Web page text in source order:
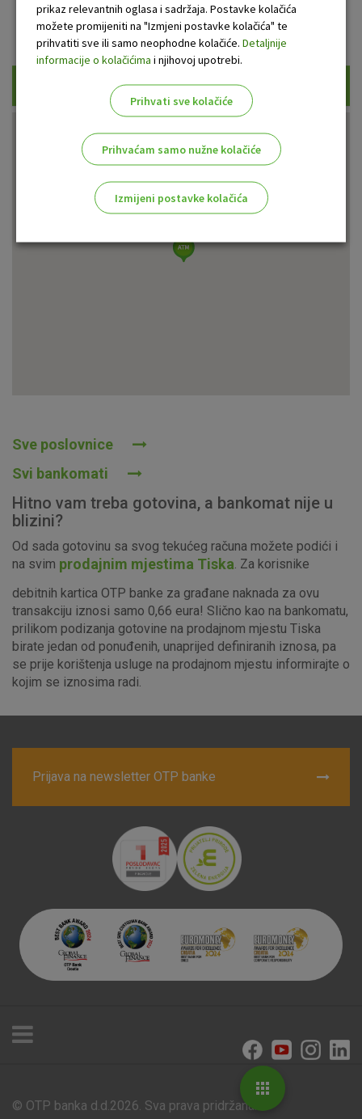
Prikaži samo uplatne bankomate
Sve poslovnice
Svi bankomati
Hitno vam treba gotovina, a bankomat nije u
blizini?
Od sada gotovinu sa svog tekućeg računa možete podići i
na svim prodajnim mjestima Tiska . Za korisnike
debitnih kartica OTP banke za građane naknada za ovu
transakciju iznosi samo 0,66 eura! Slično kao na bankomatu,
prilikom podizanja gotovine na prodajnom mjestu Tiska
birate jedan od ponuđenih, unaprijed definiranih iznosa, pa
se prije korištenja usluge na prodajnom mjestu informirajte o
kojim se iznosima radi.
Prijava na newsletter OTP banke
Poslovnice i bankomati
© OTP banka d.d.2026. Sva prava pridržana.
prikaz relevantnih oglasa i sadržaja. Postavke kolačića
možete promijeniti na "Izmjeni postavke kolačića" te
prihvatiti sve ili samo neophodne kolačiće. Detaljnije
informacije o kolačićima i njihovoj upotrebi.
Prihvati sve kolačiće
Prihvaćam samo nužne kolačiće
Izmijeni postavke kolačića
Ovi kolačići nužni su za funkcioniranje internetske stranice i
postavljaju kao odgovor na vaše radnje koje uključuju zahtjev
za uslugama, kao što su postavke kolačića. Svoj preglednik
o njima, ali u tom slučaju neki dijelovi stranice neće raditi. Ti
kolačići ne pohranjuju nikakve informacije koje bi vas mogle
identificirati.
Detaljnije informacije o kolačićima